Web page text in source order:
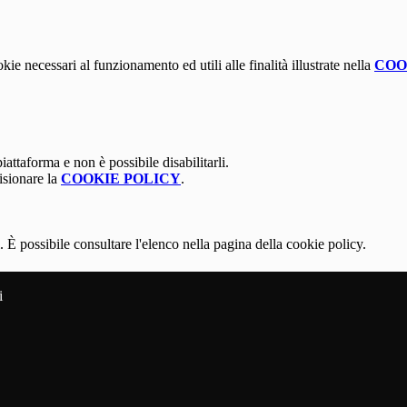
necessari al funzionamento ed utili alle finalità illustrate nella
e non è possibile disabilitarli.
la COOKIE POLICY.
possibile consultare l'elenco nella pagina della cookie policy.